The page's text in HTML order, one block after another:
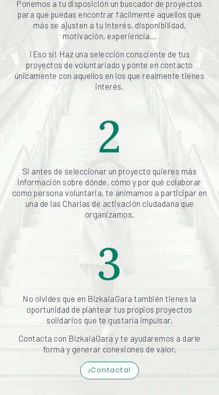
Ponemos a tu disposición un buscador de proyectos
para que puedas encontrar fácilmente aquellos que
más se ajusten a tu interés, disponibilidad,
motivación, experiencia...
¡Eso sí! Haz una selección consciente de tus
proyectos de voluntariado y ponte en contacto
únicamente con aquellos en los que realmente tienes
interés.
2
Si antes de seleccionar un proyecto quieres más
información sobre dónde, cómo y por qué colaborar
como persona voluntaria, te animamos a participar en
una de las Charlas de activación ciudadana que
organizamos.
3
No olvides que en BizkaiaGara también tienes la
oportunidad de plantear tus propios proyectos
solidarios que te gustaría impulsar.
Contacta con BizkaiaGara y te ayudaremos a darle
forma y generar conexiones de valor.
¡Contacta!